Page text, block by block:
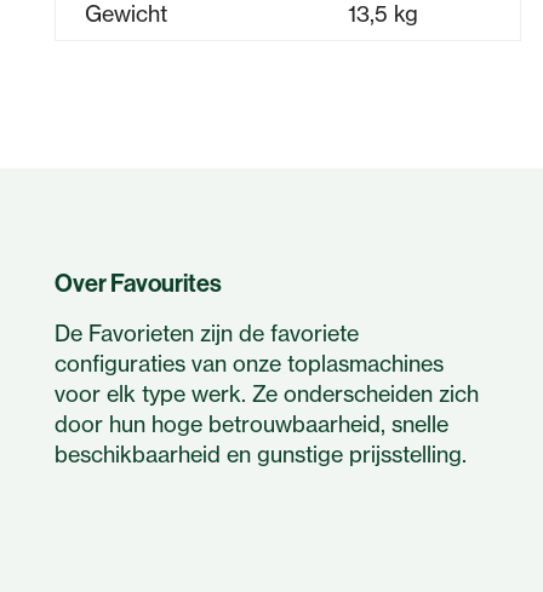
Gewicht
13,5 kg
Over Favourites
De Favorieten zijn de favoriete
configuraties van onze toplasmachines
voor elk type werk. Ze onderscheiden zich
door hun hoge betrouwbaarheid, snelle
beschikbaarheid en gunstige prijsstelling.